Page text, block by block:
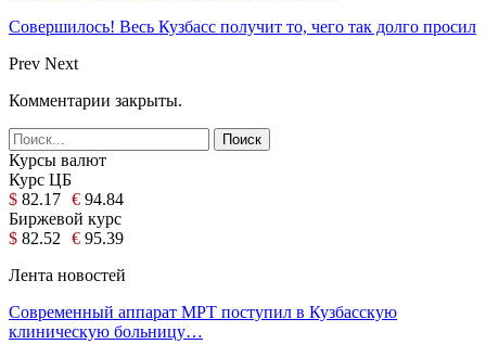
Совершилось! Весь Кузбасс получит то, чего так долго просил
Prev Next
Комментарии закрыты.
Курсы валют
Курс ЦБ
$ 82.17 € 94.84
Биржевой курс
$ 82.52 € 95.39
Лента новостей
Современный аппарат МРТ поступил в Кузбасскую
клиническую больницу…